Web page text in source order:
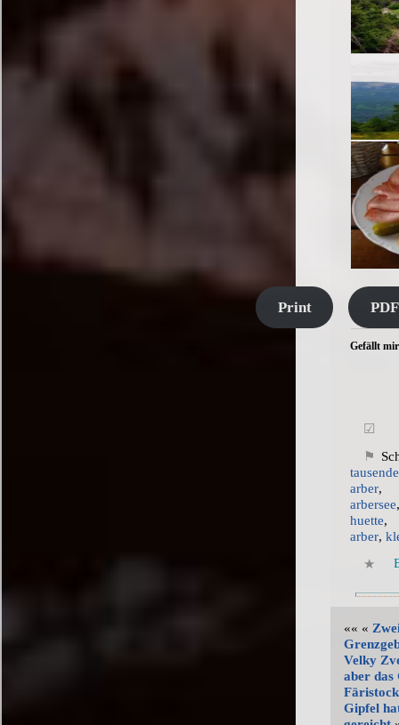
Print PDF
Gefällt
arber
arbersee
huette
arber,
«« «
Velky
aber das
Gipfel